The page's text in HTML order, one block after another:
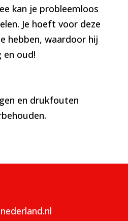
kan je probleemloos
Je hoeft voor deze
hebben, waardoor hij
en oud!
en drukfouten